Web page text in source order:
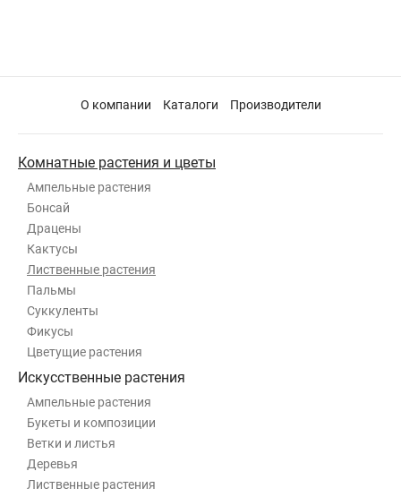
О компании Каталоги Производители
Комнатные растения и цветы
Ампельные растения
Бонсай
Драцены
Кактусы
Лиственные растения
Пальмы
Суккуленты
Фикусы
Цветущие растения
Искусственные растения
Ампельные растения
Букеты и композиции
Ветки и листья
Деревья
Лиственные растения